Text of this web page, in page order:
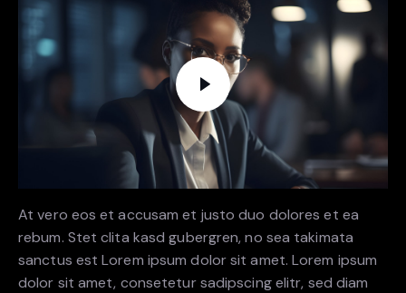
At vero eos et accusam et justo duo dolores et ea
rebum. Stet clita kasd gubergren, no sea takimata
sanctus est Lorem ipsum dolor sit amet. Lorem ipsum
dolor sit amet, consetetur sadipscing elitr, sed diam